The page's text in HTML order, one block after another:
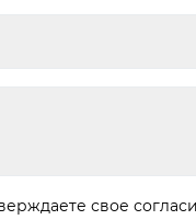
свое